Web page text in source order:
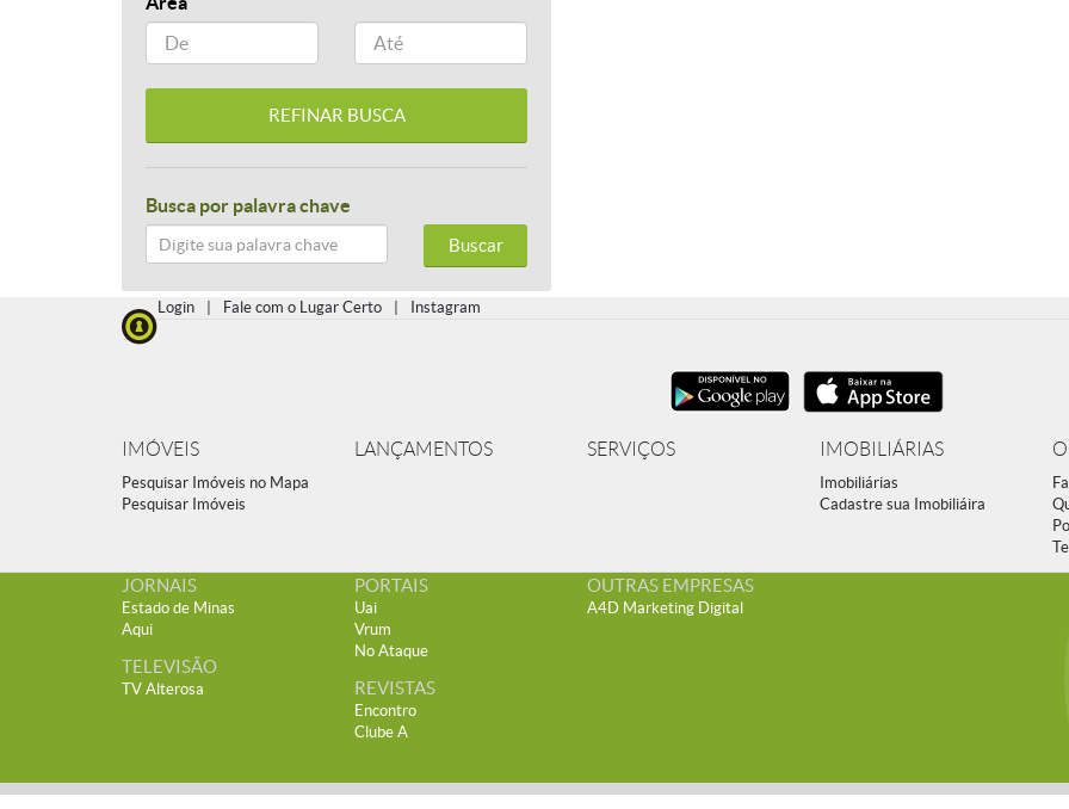
Busca por palavra chave
Buscar
Login Fale com o Lugar Certo Instagram
IMÓVEIS
Pesquisar Imóveis no Mapa
Pesquisar Imóveis
LANÇAMENTOS SERVIÇOS IMOBILIÁRIAS
Imobiliárias
Cadastre sua Imobiliáira
JORNAIS
Estado de Minas
Aqui
TELEVISÃO
TV Alterosa
PORTAIS
Uai
Vrum
No Ataque
REVISTAS
Encontro
Clube A
OUTRAS EMPRESAS
A4D Marketing Digital